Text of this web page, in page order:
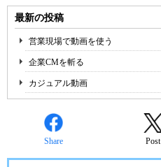
最新の投稿
営業現場で動画を使う
企業CMを斬る
カジュアル動画
Share Post